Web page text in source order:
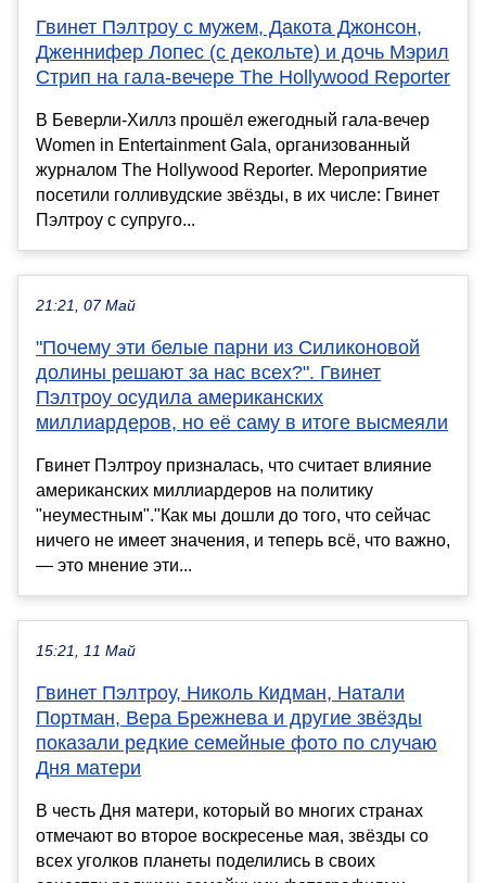
Гвинет Пэлтроу с мужем, Дакота Джонсон,
Дженнифер Лопес (с декольте) и дочь Мэрил
Стрип на гала-вечере The Hollywood Reporter
В Беверли-Хиллз прошёл ежегодный гала-вечер
Women in Entertainment Gala, организованный
журналом The Hollywood Reporter. Мероприятие
посетили голливудские звёзды, в их числе: Гвинет
Пэлтроу с супруго...
21:21, 07 Май
"Почему эти белые парни из Силиконовой
долины решают за нас всех?". Гвинет
Пэлтроу осудила американских
миллиардеров, но её саму в итоге высмеяли
Гвинет Пэлтроу призналась, что считает влияние
американских миллиардеров на политику
"неуместным"."Как мы дошли до того, что сейчас
ничего не имеет значения, и теперь всё, что важно,
— это мнение эти...
15:21, 11 Май
Гвинет Пэлтроу, Николь Кидман, Натали
Портман, Вера Брежнева и другие звёзды
показали редкие семейные фото по случаю
Дня матери
В честь Дня матери, который во многих странах
отмечают во второе воскресенье мая, звёзды со
всех уголков планеты поделились в своих